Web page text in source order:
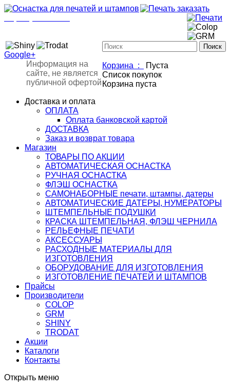
Корзина :
Пуста
Список покупок
Корзина пуста
Доставка и оплата
ОПЛАТА
Оплата банковской картой
ДОСТАВКА
Заказ и возврат товара
Магазин
ТОВАРЫ ПО АКЦИИ
АВТОМАТИЧЕСКАЯ ОСНАСТКА
РУЧНАЯ ОСНАСТКА
ФЛЭШ ОСНАСТКА
САМОНАБОРНЫЕ печати, штампы, датеры
АВТОМАТИЧЕСКИЕ ДАТЕРЫ, НУМЕРАТОРЫ
ШТЕМПЕЛЬНЫЕ ПОДУШКИ
КРАСКА ШТЕМПЕЛЬНАЯ, ФЛЭШ ЧЕРНИЛА
РЕЛЬЕФНЫЕ ПЕЧАТИ
АКСЕССУАРЫ
РАСХОДНЫЕ МАТЕРИАЛЫ ДЛЯ
ИЗГОТОВЛЕНИЯ
ОБОРУДОВАНИЕ ДЛЯ ИЗГОТОВЛЕНИЯ
ИЗГОТОВЛЕНИЕ ПЕЧАТЕЙ И ШТАМПОВ
Прайсы
Производители
COLOP
GRM
SHINY
TRODAT
Акции
Каталоги
Контакты
Открыть меню
Google+
Информация на
сайте, не является
публичной офертой